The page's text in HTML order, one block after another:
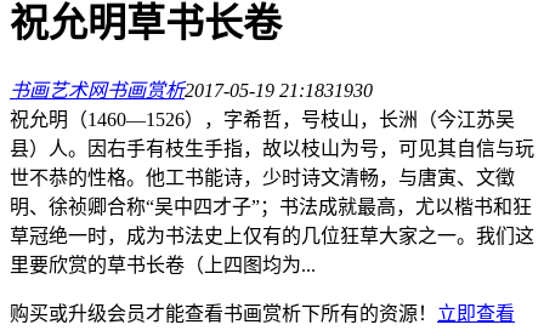
祝允明草书长卷
书画艺术网书画赏析2017-05-19 21:1831930
祝允明（1460—1526），字希哲，号枝山，长洲（今江苏吴
县）人。因右手有枝生手指，故以枝山为号，可见其自信与玩
世不恭的性格。他工书能诗，少时诗文清畅，与唐寅、文徵
明、徐祯卿合称“吴中四才子”；书法成就最高，尤以楷书和狂
草冠绝一时，成为书法史上仅有的几位狂草大家之一。我们这
里要欣赏的草书长卷（上四图均为...
购买或升级会员才能查看书画赏析下所有的资源！ 立即查看